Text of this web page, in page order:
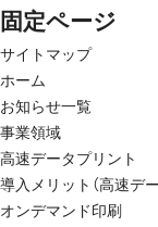
固定ページ
サイトマップ
ホーム
お知らせ一覧
事業領域
高速データプリント
導入メリット（高速デ
オンデマンド印刷